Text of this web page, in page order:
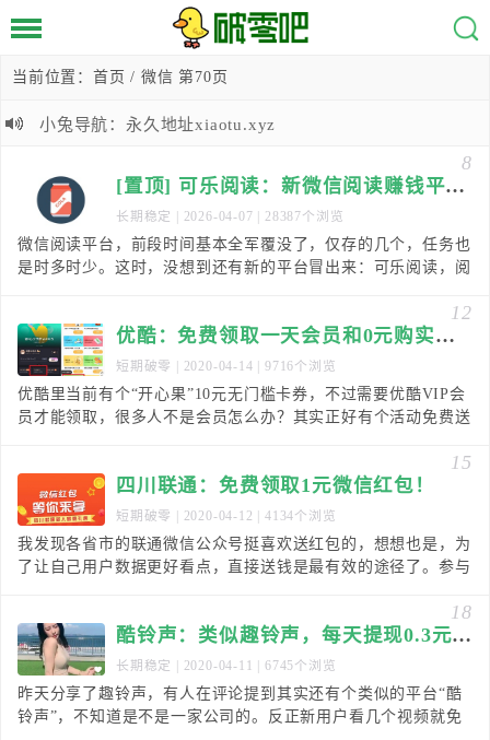
当前位置： 首页 / 微信 第70页
小兔导航：永久地址xiaotu.xyz
8
[置顶] 可乐阅读：新微信阅读赚钱平台，0.3元提现！
长期稳定 | 2026-04-07 | 28387个浏览
微信阅读平台，前段时间基本全军覆没了，仅存的几个，任务也
是时多时少。这时，没想到还有新的平台冒出来：可乐阅读，阅
12
优酷：免费领取一天会员和0元购实物！
短期破零 | 2020-04-14 | 9716个浏览
优酷里当前有个“开心果”10元无门槛卡券，不过需要优酷VIP会
员才能领取，很多人不是会员怎么办？其实正好有个活动免费送
15
四川联通：免费领取1元微信红包！
短期破零 | 2020-04-12 | 4134个浏览
我发现各省市的联通微信公众号挺喜欢送红包的，想想也是，为
了让自己用户数据更好看点，直接送钱是最有效的途径了。参与
18
酷铃声：类似趣铃声，每天提现0.3元！
长期稳定 | 2020-04-11 | 6745个浏览
昨天分享了趣铃声，有人在评论提到其实还有个类似的平台“酷
铃声”，不知道是不是一家公司的。反正新用户看几个视频就免